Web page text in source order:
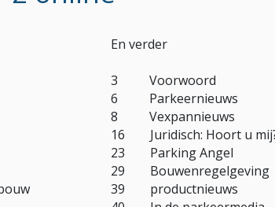
En verder
3 Voorwoord
6 Parkeernieuws
8 Vexpannieuws
16 Juridisch: Hoort u
23 Parking Angel
29 Bouwenregelgeving
39 productnieuws